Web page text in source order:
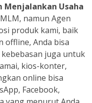
Menjalankan Usaha
namun Agen
produk kami, baik
offline, Anda bisa
juga untuk
kios-konter,
online bisa
Facebook,